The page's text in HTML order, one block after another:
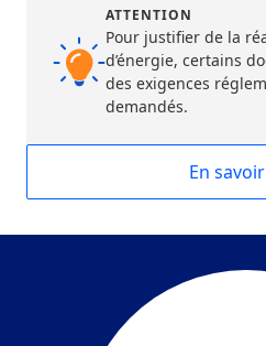
ATTENTION
Pour justifier de la
d’énergie, certains
des exigences
demandés.
En